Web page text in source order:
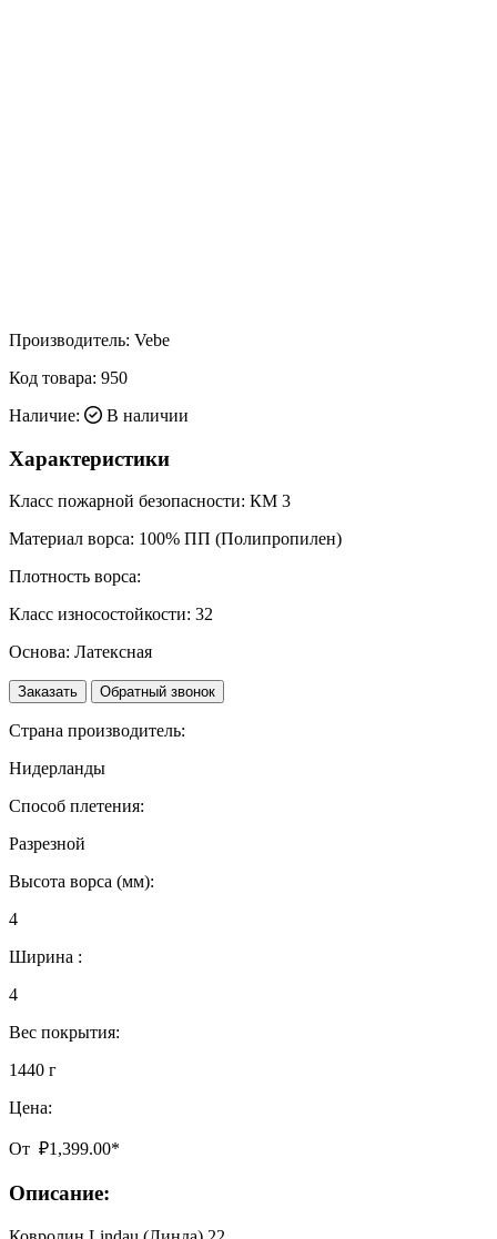
Производитель: Vebe
Код товара: 950
Наличие:
В наличии
Характеристики
Класс пожарной безопасности: КМ 3
Материал ворса: 100% ПП (Полипропилен)
Плотность ворса:
Класс износостойкости: 32
Основа: Латексная
Заказать Обратный звонок
Страна производитель:
Нидерланды
Способ плетения:
Разрезной
Высота ворса (мм):
4
Ширина :
4
Вес покрытия:
1440 г
Цена:
От ₽1,399.00*
Описание: